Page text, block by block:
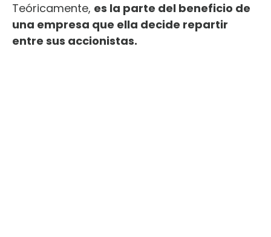
Teóricamente, es la parte del beneficio de
una empresa que ella decide repartir
entre sus accionistas.